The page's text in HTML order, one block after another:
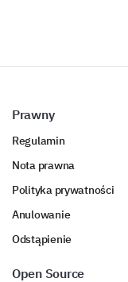
Prawny
Regulamin
Nota prawna
Polityka prywatności
Anulowanie
Odstąpienie
Open Source